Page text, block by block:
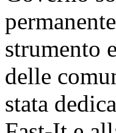
strumento
delle
stata